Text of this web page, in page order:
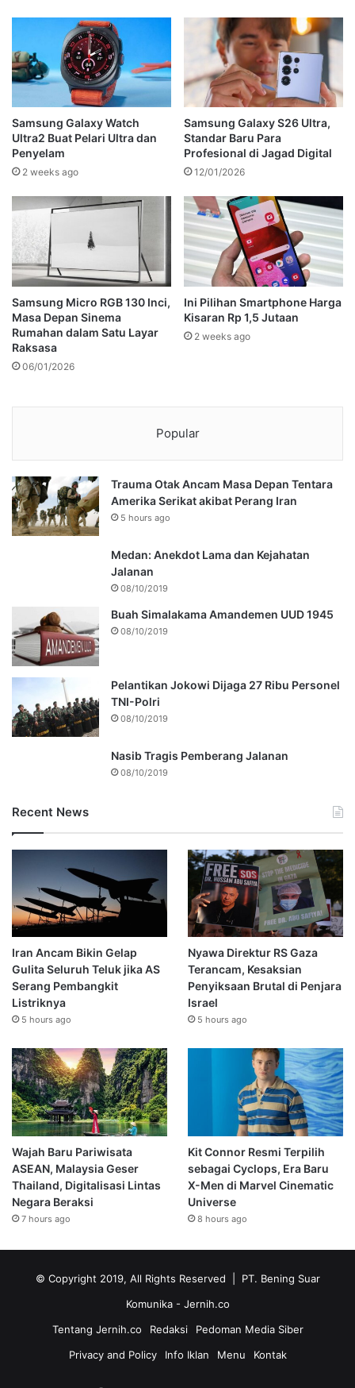
Samsung Galaxy Watch
Ultra2 Buat Pelari Ultra dan
Penyelam
2 weeks ago
Samsung Galaxy S26 Ultra,
Standar Baru Para
Profesional di Jagad Digital
12/01/2026
Samsung Micro RGB 130 Inci,
Masa Depan Sinema
Rumahan dalam Satu Layar
Raksasa
06/01/2026
Ini Pilihan Smartphone Harga
Kisaran Rp 1,5 Jutaan
2 weeks ago
Popular
Trauma Otak Ancam Masa Depan Tentara
Amerika Serikat akibat Perang Iran
5 hours ago
Medan: Anekdot Lama dan Kejahatan
Jalanan
08/10/2019
Buah Simalakama Amandemen UUD 1945
08/10/2019
Pelantikan Jokowi Dijaga 27 Ribu Personel
TNI-Polri
08/10/2019
Nasib Tragis Pemberang Jalanan
08/10/2019
Recent News
Iran Ancam Bikin Gelap
Gulita Seluruh Teluk jika AS
Serang Pembangkit
Listriknya
5 hours ago
Nyawa Direktur RS Gaza
Terancam, Kesaksian
Penyiksaan Brutal di Penjara
Israel
5 hours ago
Wajah Baru Pariwisata
ASEAN, Malaysia Geser
Thailand, Digitalisasi Lintas
Negara Beraksi
7 hours ago
Kit Connor Resmi Terpilih
sebagai Cyclops, Era Baru
X-Men di Marvel Cinematic
Universe
8 hours ago
© Copyright 2019, All Rights Reserved | PT. Bening Suar
Komunika - Jernih.co
Tentang Jernih.co
Redaksi
Pedoman Media Siber
Privacy and Policy
Info Iklan Menu Kontak